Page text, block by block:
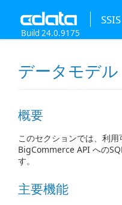
Build 24.0.9175
データモデル
概要
このセクションでは、利用
BigCommerce API への
す。
主要機能